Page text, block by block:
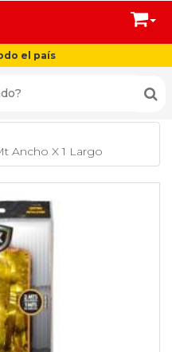
el país
Ancho X 1 Largo